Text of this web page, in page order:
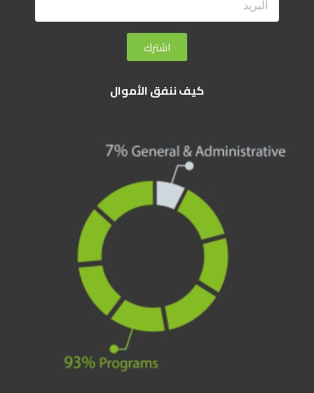
اشترك
كيف ننفق الأموال